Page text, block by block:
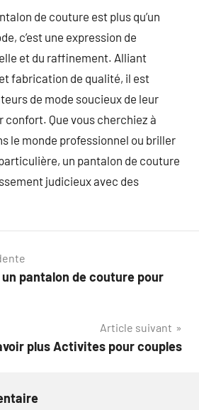
de couture est plus qu’un
c’est une expression de
et du raffinement. Alliant
fabrication de qualité, il est
de mode soucieux de leur
confort. Que vous cherchiez à
le monde professionnel ou briller
un pantalon de couture
judicieux avec des
pantalon de couture pour
Article suivant
plus Activites pour couples